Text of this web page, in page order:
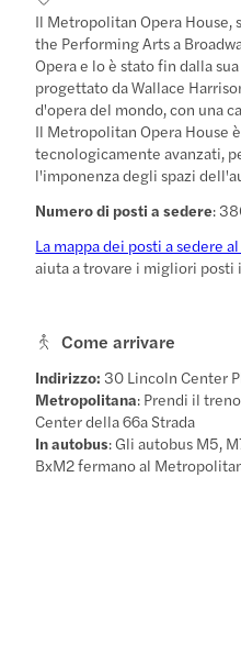
Il Metropolitan Opera
the Performing Arts a
Opera e lo è stato fin dalla
progettato da Wallace
d'opera del mondo, con una
Il Metropolitan Opera House
tecnologicamente avanzati,
l'imponenza degli spazi
Numero di posti a sedere:
La mappa dei posti a sedere
aiuta a trovare i migliori posti
Come arrivare
Indirizzo: 30 Lincoln Center
Metropolitana: Prendi il
Center della 66a Strada
In autobus: Gli autobus M5,
BxM2 fermano al